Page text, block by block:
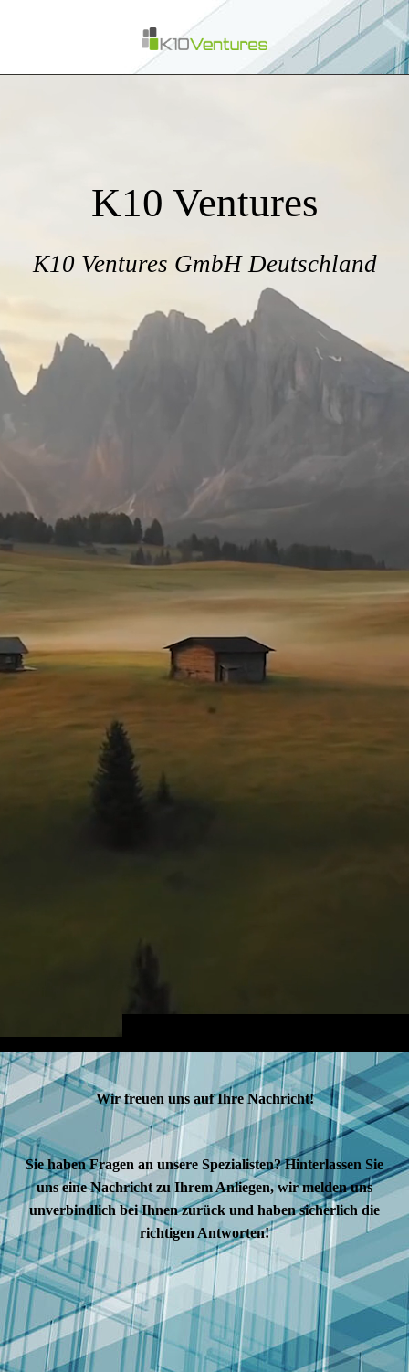
K10 Ventures
K10 Ventures GmbH Deutschland
Wir freuen uns auf Ihre Nachricht!
Sie haben Fragen an unsere Spezialisten? Hinterlassen Sie
uns eine Nachricht zu Ihrem Anliegen, wir melden uns
unverbindlich bei Ihnen zurück und haben sicherlich die
richtigen Antworten!